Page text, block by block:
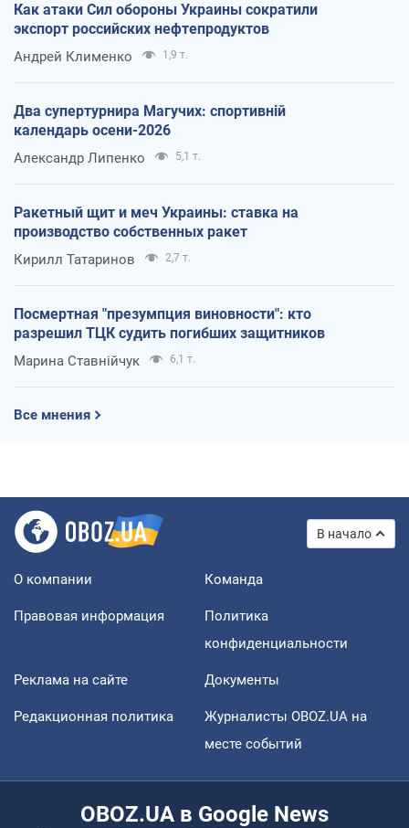
Как атаки Сил обороны Украины сократили
экспорт российских нефтепродуктов
Андрей Клименко 1,9 т.
Два супертурнира Магучих: спортивній
календарь осени-2026
Александр Липенко 5,1 т.
Ракетный щит и меч Украины: ставка на
производство собственных ракет
Кирилл Татаринов 2,7 т.
Посмертная "презумпция виновности": кто
разрешил ТЦК судить погибших защитников
Марина Ставнійчук 6,1 т.
Все мнения
В начало
О компании Команда
Правовая информация
Политика
конфиденциальности
Реклама на сайте Документы
Редакционная политика
Журналисты OBOZ.UA на
месте событий
OBOZ.UA в Google News